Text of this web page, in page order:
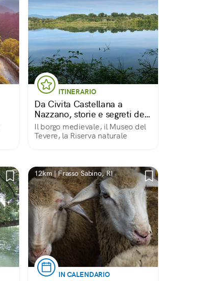
ITINERARIO
Da Civita Castellana a
Nazzano, storie e segreti del
fiume
Il borgo medievale, il Museo del
Tevere, la Riserva naturale
12km | Frasso Sabino, RI
IN CALENDARIO